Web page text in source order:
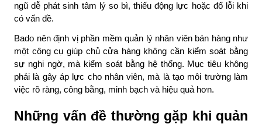
ngũ dễ phát sinh tâm lý so bì, thiếu động lực hoặc đổ lỗi khi
có vấn đề.
Bado nên định vị phần mềm quản lý nhân viên bán hàng như
một công cụ giúp chủ cửa hàng không cần kiểm soát bằng
sự nghi ngờ, mà kiểm soát bằng hệ thống. Mục tiêu không
phải là gây áp lực cho nhân viên, mà là tạo môi trường làm
việc rõ ràng, công bằng, minh bạch và hiệu quả hơn.
Những vấn đề thường gặp khi quản